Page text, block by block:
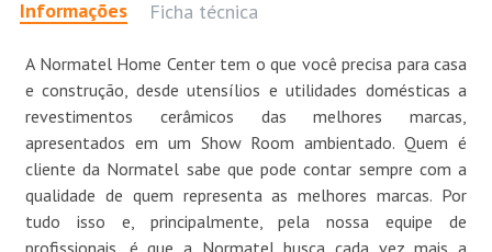
Informações Ficha técnica
A Normatel Home Center tem o que você precisa para casa
e construção, desde utensílios e utilidades domésticas a
revestimentos cerâmicos das melhores marcas,
apresentados em um Show Room ambientado. Quem é
cliente da Normatel sabe que pode contar sempre com a
qualidade de quem representa as melhores marcas. Por
tudo isso e, principalmente, pela nossa equipe de